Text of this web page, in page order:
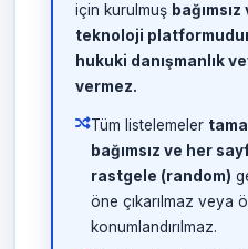
için kurulmuş
teknoloji
hukuki danışmanlık
vermez.
Tüm listelemeler
bağımsız ve her
rastgele (random)
öne çıkarılmaz veya
konumlandırılmaz.